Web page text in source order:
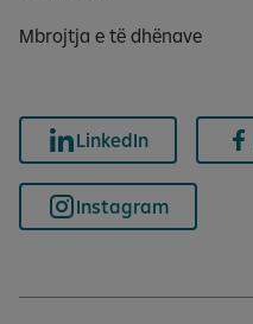
Mbrojtja e të dhënave
LinkedIn
Instagram